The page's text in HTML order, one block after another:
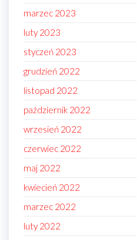
marzec 2023
luty 2023
styczeń 2023
grudzień 2022
listopad 2022
październik 2022
wrzesień 2022
czerwiec 2022
maj 2022
kwiecień 2022
marzec 2022
luty 2022